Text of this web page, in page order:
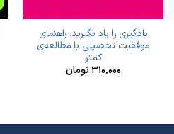
یادگیری را یاد بگیرید: راهنمای
موفقیت تحصیلی با مطالعه‌ی
کمتر
۳۱۰,۰۰۰تومان